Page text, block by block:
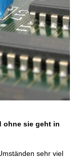
ohne sie geht in
sehr viel